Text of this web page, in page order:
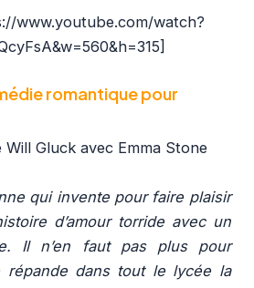
www.youtube.com/watch?
romantique pour
Will Gluck avec Emma Stone
qui invente pour faire plaisir
d’amour torride avec un
Il n’en faut pas plus pour
répande dans tout le lycée la